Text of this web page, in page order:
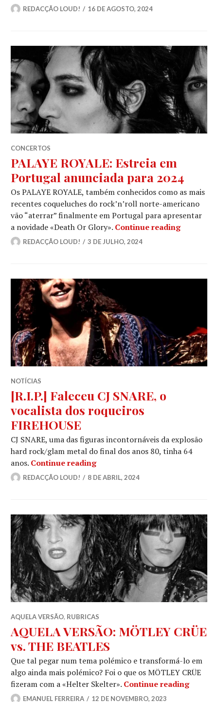
REDACÇÃO LOUD! 16 DE AGOSTO, 2024
CONCERTOS
PALAYE ROYALE: Estreia em
Portugal anunciada para 2024
Os PALAYE ROYALE, também conhecidos como as mais
recentes coqueluches do rock’n’roll norte-americano
vão “aterrar” finalmente em Portugal para apresentar
a novidade «Death Or Glory». Continue readingPALAYE
REDACÇÃO LOUD! 3 DE JULHO, 2024
NOTÍCIAS
[R.I.P.] Faleceu CJ SNARE, o
vocalista dos roqueiros
FIREHOUSE
CJ SNARE, uma das figuras incontornáveis da explosão
hard rock/glam metal do final dos anos 80, tinha 64
anos. Continue reading[R.I.P.] Faleceu CJ SNARE, o
REDACÇÃO LOUD! 8 DE ABRIL, 2024
AQUELA VERSÃO, RUBRICAS
AQUELA VERSÃO: MÖTLEY CRÜE
vs. THE BEATLES
Que tal pegar num tema polémico e transformá-lo em
algo ainda mais polémico? Foi o que os MÖTLEY CRÜE
fizeram com a «Helter Skelter». Continue reading
EMANUEL FERREIRA 12 DE NOVEMBRO, 2023